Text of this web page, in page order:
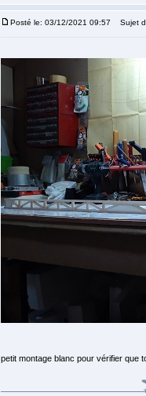
Posté le: 03/12/2021 09:57 Sujet
petit montage blanc pour vérifier que